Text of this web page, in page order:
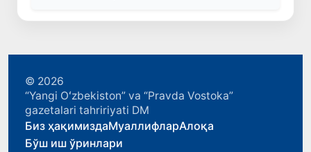
© 2026
“Yangi Oʻzbekiston” va “Pravda Vostoka”
gazetalari tahririyati DM
Биз ҳақимиздаМуаллифларАлоқа
Бўш иш ўринлари